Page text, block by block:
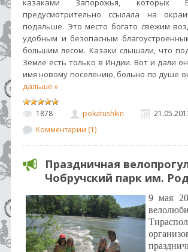
казаками Запорожья, которых
предусмотрительно ссылала на
подальше. Это место богато свежим
удобным и безопасным
большим лесом. Казаки слышали, что
Земле есть только в Индии. Вот и дали
имя новому поселению, больно по душе
дальше »
1878 pokatushkin
Комментарии (1)
Праздничная
Чобручский парк им.
9 мая